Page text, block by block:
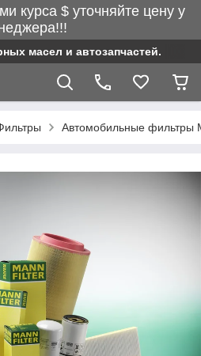
курса $ уточняйте цену у
масел и автозапчастей.
Автомобильные фильтры